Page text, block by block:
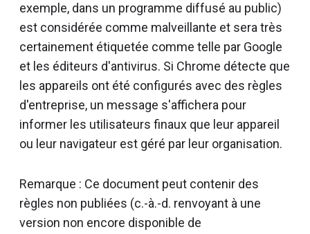
exemple, dans un programme diffusé au public)
est considérée comme malveillante et sera très
certainement étiquetée comme telle par Google
et les éditeurs d'antivirus. Si Chrome détecte que
les appareils ont été configurés avec des règles
d'entreprise, un message s'affichera pour
informer les utilisateurs finaux que leur appareil
ou leur navigateur est géré par leur organisation.
Remarque : Ce document peut contenir des
règles non publiées (c.-à.-d. renvoyant à une
version non encore disponible de